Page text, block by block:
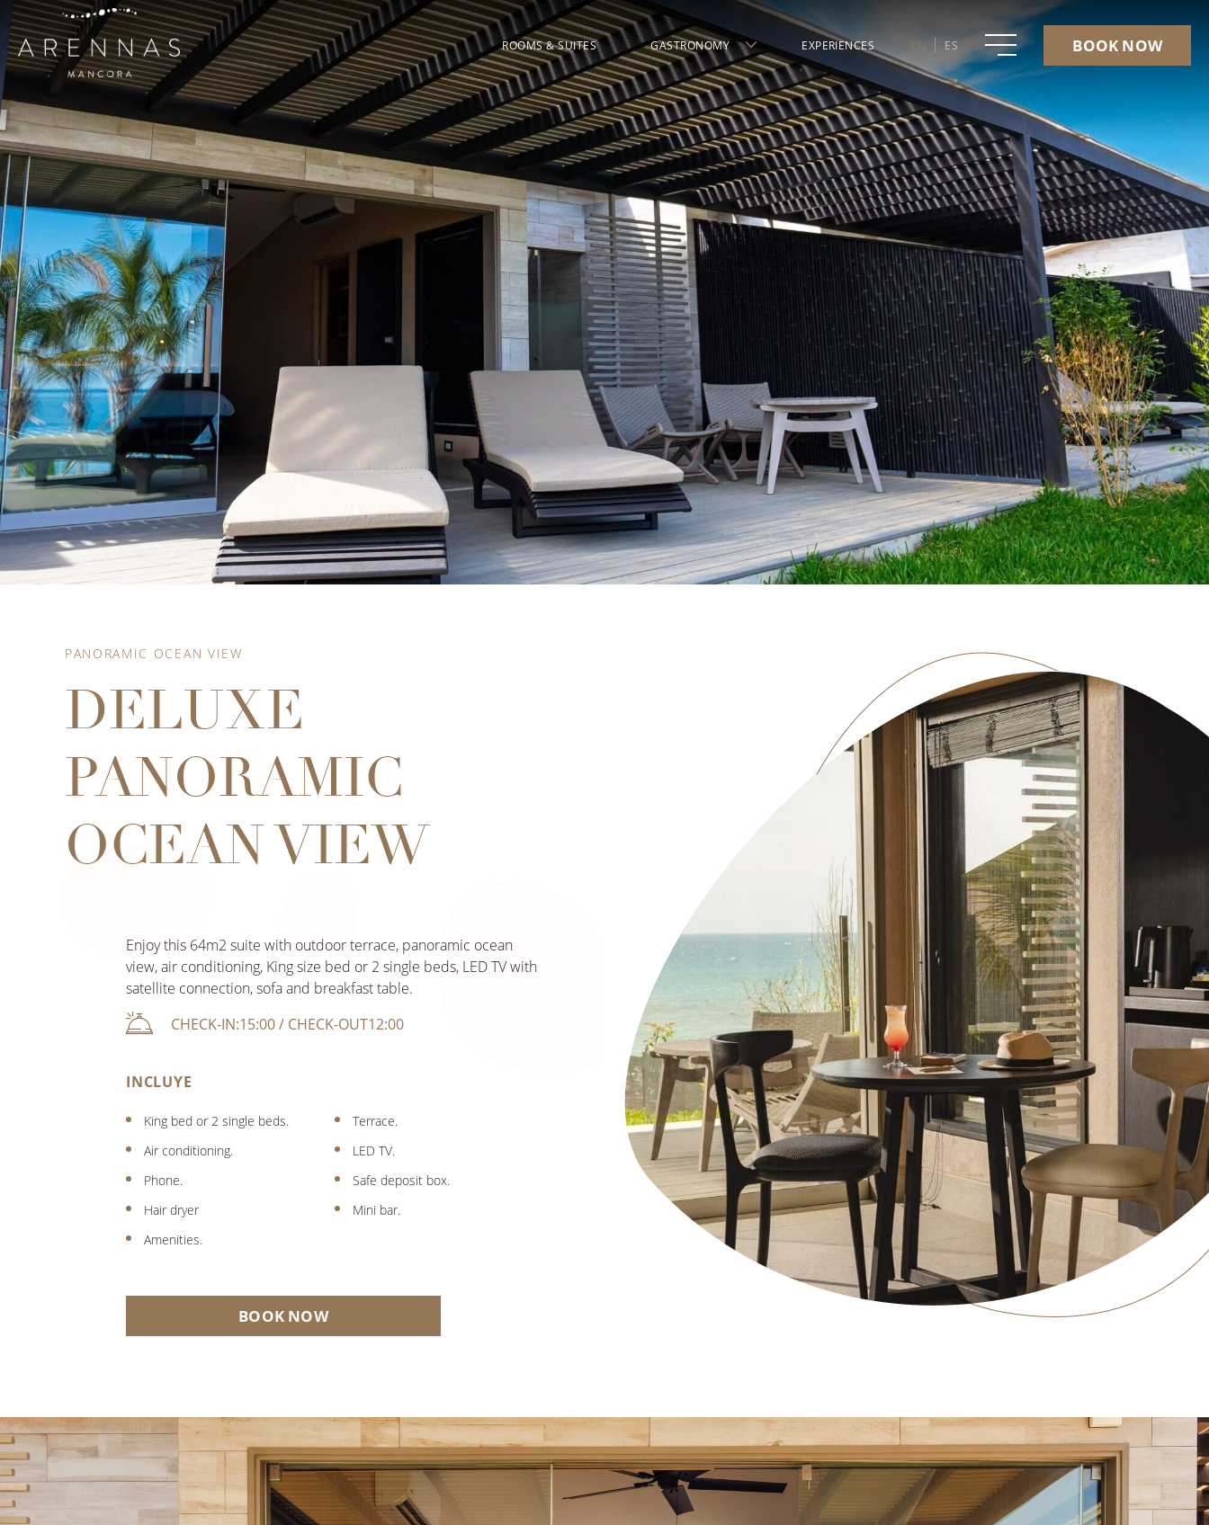
ROOMS & SUITES GASTRONOMY EXPERIENCES EN ES BOOK NOW
PANORAMIC OCEAN VIEW
DELUXE
PANORAMIC
OCEAN VIEW
Enjoy this 64m2 suite with outdoor terrace, panoramic ocean
view, air conditioning, King size bed or 2 single beds, LED TV with
satellite connection, sofa and breakfast table.
CHECK-IN:15:00 / CHECK-OUT12:00
INCLUYE
King bed or 2 single beds.
Terrace.
Air conditioning.
LED TV.
Phone.
Safe deposit box.
Hair dryer
Mini bar.
Amenities.
BOOK NOW